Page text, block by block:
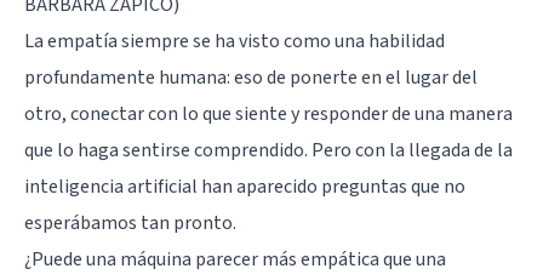
La empatía siempre se ha visto como una habilidad
profundamente humana: eso de ponerte en el lugar del
otro, conectar con lo que siente y responder de una manera
que lo haga sentirse comprendido. Pero con la llegada de la
inteligencia artificial han aparecido preguntas que no
esperábamos tan pronto.
¿Puede una máquina parecer más empática que una